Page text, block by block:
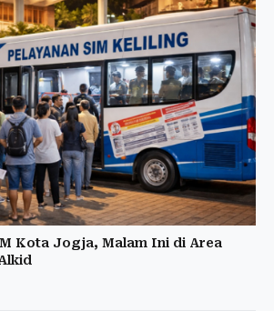
Kota Jogja, Malam Ini di Area